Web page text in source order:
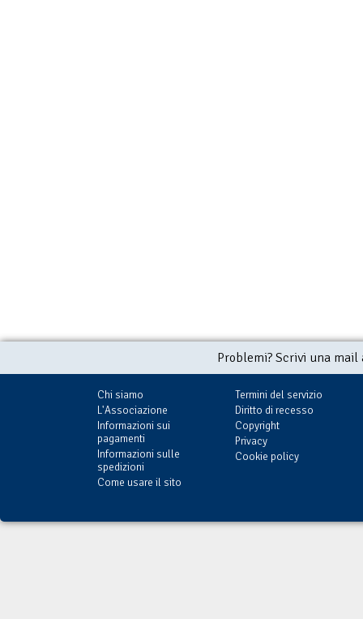
Problemi? Scrivi una
Chi siamo
L'Associazione
Informazioni sui
pagamenti
Informazioni sulle
spedizioni
Come usare il sito
Termini del servizio
Diritto di recesso
Copyright
Privacy
Cookie policy